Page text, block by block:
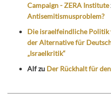
Campaign - ZERA Institute
Antisemitismusproblem?
Die israelfeindliche Politik
der Alternative für
„Israelkritik“
Alfzu Der Rückhalt für